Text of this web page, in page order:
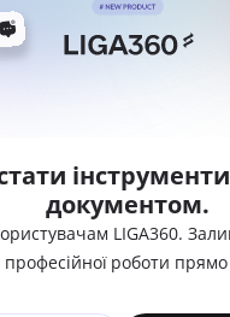
документом.
LIGA360.
професійної роботи